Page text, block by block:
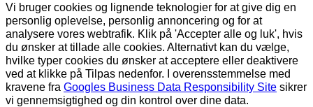
Vi bruger cookies og lignende teknologier for at give dig en
personlig oplevelse, personlig annoncering og for at
analysere vores webtrafik. Klik på 'Accepter alle og luk', hvis
du ønsker at tillade alle cookies. Alternativt kan du vælge,
hvilke typer cookies du ønsker at acceptere eller deaktivere
ved at klikke på Tilpas nedenfor. I overensstemmelse med
kravene fra Googles Business Data Responsibility Site sikrer
vi gennemsigtighed og din kontrol over dine data.